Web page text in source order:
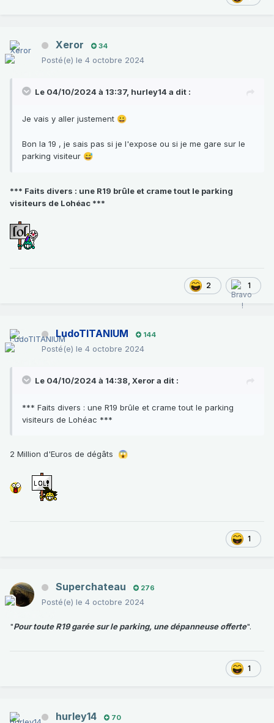
Xeror 34
Posté(e) le 4 octobre 2024
Le 04/10/2024 à 13:37, hurley14 a dit :
Je vais y aller justement 😀
Bon la 19 , je sais pas si je l'expose ou si je me gare sur le
parking visiteur 😅
*** Faits divers : une R19 brûle et crame tout le parking
visiteurs de Lohéac ***
2 1
LudoTITANIUM 144
Posté(e) le 4 octobre 2024
Le 04/10/2024 à 14:38, Xerora dit :
*** Faits divers : une R19 brûle et crame tout le parking
visiteurs de Lohéac ***
2 Million d'Euros de dégâts 😱
1
Superchateau 276
Posté(e) le 4 octobre 2024
"Pour toute R19 garée sur le parking, une dépanneuse offerte".
1
hurley14 70